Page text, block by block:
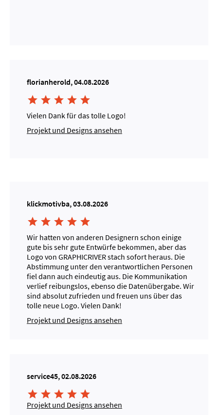
florianherold, 04.08.2026
    
Vielen Dank für das tolle Logo!
Projekt und Designs ansehen
klickmotivba, 03.08.2026
    
Wir hatten von anderen Designern schon einige
gute bis sehr gute Entwürfe bekommen, aber das
Logo von GRAPHICRIVER stach sofort heraus. Die
Abstimmung unter den verantwortlichen Personen
fiel dann auch eindeutig aus. Die Kommunikation
verlief reibungslos, ebenso die Datenübergabe. Wir
sind absolut zufrieden und freuen uns über das
tolle neue Logo. Vielen Dank!
Projekt und Designs ansehen
service45, 02.08.2026
    
Projekt und Designs ansehen